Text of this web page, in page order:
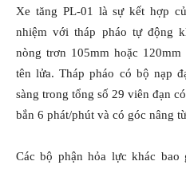
Xe tăng PL-01 là sự kết hợp
nhiệm với tháp pháo tự động
nòng trơn 105mm hoặc
tên lửa. Tháp pháo có bộ nạp
sàng trong tổng số 29 viên đạn
bắn 6 phát/phút và có góc nâng
Các bộ phận hỏa lực khác bao